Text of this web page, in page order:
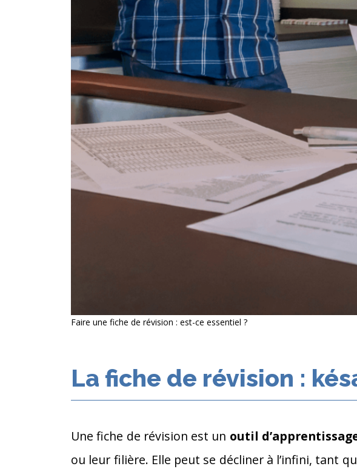
Faire une fiche de révision : est-ce essentiel ?
La fiche de révision :
Une fiche de révision est un outil
ou leur filière. Elle peut se décliner à l’infini, tant